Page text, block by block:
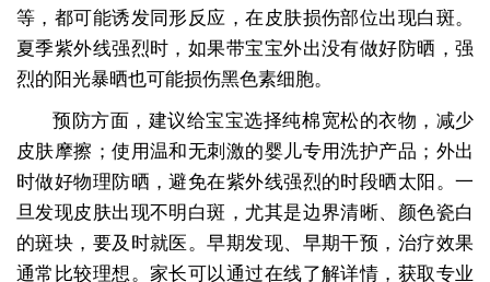
等，都可能诱发同形反应，在皮肤损伤部位出现白斑。
夏季紫外线强烈时，如果带宝宝外出没有做好防晒，强
烈的阳光暴晒也可能损伤黑色素细胞。
预防方面，建议给宝宝选择纯棉宽松的衣物，减少
皮肤摩擦；使用温和无刺激的婴儿专用洗护产品；外出
时做好物理防晒，避免在紫外线强烈的时段晒太阳。一
旦发现皮肤出现不明白斑，尤其是边界清晰、颜色瓷白
的斑块，要及时就医。早期发现、早期干预，治疗效果
通常比较理想。家长可以通过在线了解详情，获取专业